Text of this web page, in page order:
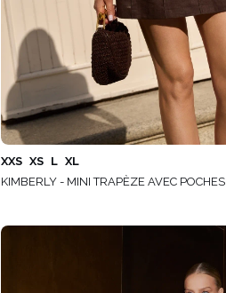
XXS XS L XL
KIMBERLY - MINI TRAPÈZE AVEC POCHES